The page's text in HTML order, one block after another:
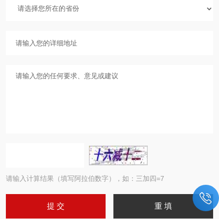
请输入计算结果（填写阿拉伯数字），如：三加四=7